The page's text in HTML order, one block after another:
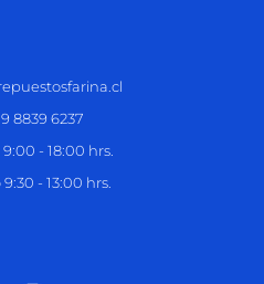
8839 6237
- 18:00 hrs.
- 13:00 hrs.